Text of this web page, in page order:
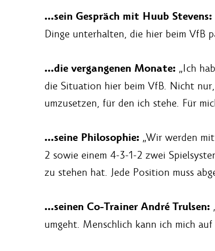
…sein Gespräch mit Huub Stevens:
Dinge unterhalten, die hier beim VfB
…die vergangenen Monate: „Ich
die Situation hier beim VfB. Nicht
umzusetzen, für den ich stehe. Für
…seine Philosophie: „Wir werden
2 sowie einem 4-3-1-2 zwei
zu stehen hat. Jede Position muss
…seinen Co-Trainer André Trulsen:
umgeht. Menschlich kann ich mich